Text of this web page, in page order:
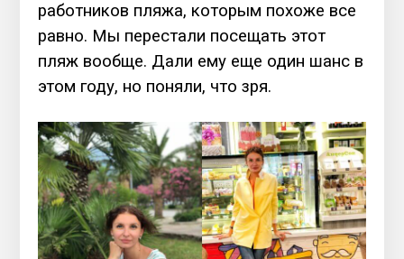
работников пляжа, которым похоже все
равно. Мы перестали посещать этот
пляж вообще. Дали ему еще один шанс в
этом году, но поняли, что зря.